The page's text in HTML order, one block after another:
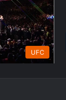
UFC